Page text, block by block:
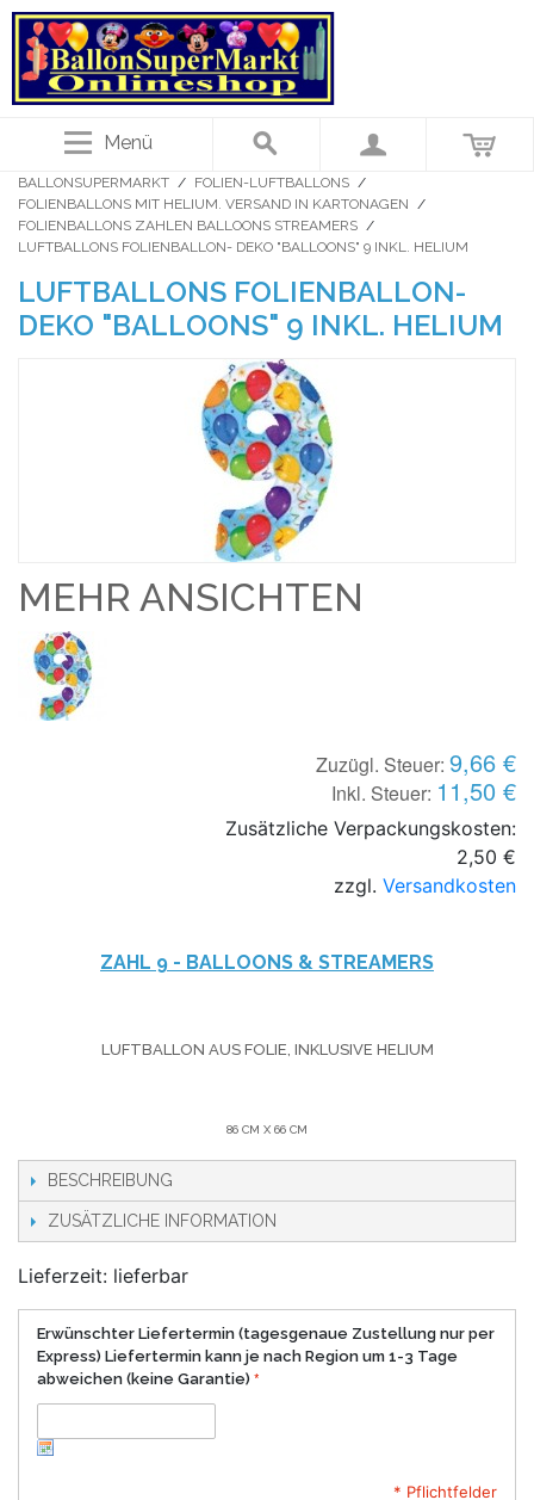
Menü
BALLONSUPERMARKT / FOLIEN-LUFTBALLONS /
FOLIENBALLONS MIT HELIUM. VERSAND IN KARTONAGEN /
FOLIENBALLONS ZAHLEN BALLOONS STREAMERS /
LUFTBALLONS FOLIENBALLON- DEKO "BALLOONS" 9 INKL. HELIUM
LUFTBALLONS FOLIENBALLON-
DEKO "BALLOONS" 9 INKL. HELIUM
MEHR ANSICHTEN
Zuzügl. Steuer: 9,66 €
Inkl. Steuer: 11,50 €
Zusätzliche Verpackungskosten:
2,50 €
zzgl. Versandkosten
ZAHL 9 - BALLOONS & STREAMERS
LUFTBALLON AUS FOLIE, INKLUSIVE HELIUM
86 CM X 66 CM
BESCHREIBUNG
ZUSÄTZLICHE INFORMATION
Lieferzeit: lieferbar
Erwünschter Liefertermin (tagesgenaue Zustellung nur per
Express) Liefertermin kann je nach Region um 1-3 Tage
abweichen (keine Garantie)
* Pflichtfelder